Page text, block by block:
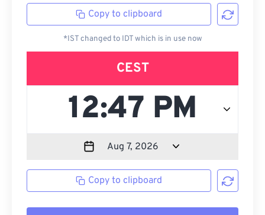
Copy to clipboard
*IST changed to IDT which is in use now
CEST
Copy to clipboard